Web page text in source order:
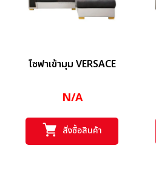
โซฟาเข้ามุม VERSACE
N/A
สั่งซื้อสินค้า